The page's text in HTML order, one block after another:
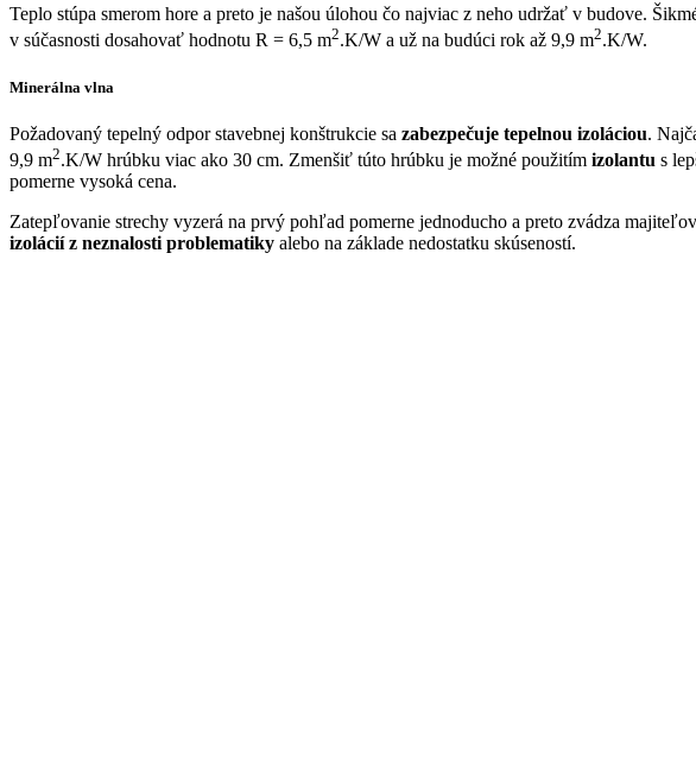
Teplo stúpa smerom hore a preto je našou úlohou čo najviac z neho udržať v budove.
v súčasnosti dosahovať hodnotu R = 6,5 m2.K/W a už na budúci rok až 9,9 m2.K/W.
Minerálna vlna
Požadovaný tepelný odpor stavebnej konštrukcie sa zabezpečuje tepelnou izoláciou.
9,9 m2.K/W hrúbku viac ako 30 cm. Zmenšiť túto hrúbku je možné použitím izolantu s
pomerne vysoká cena.
Zatepľovanie strechy vyzerá na prvý pohľad pomerne jednoducho a preto zvádza
izolácií z neznalosti problematiky alebo na základe nedostatku skúseností.